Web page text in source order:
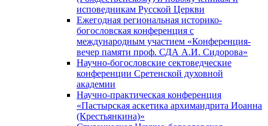
исповедникам Русской Церкви
Ежегодная региональная историко-
богословская конференция с
международным участием «Конференция-
вечер памяти проф. СДА А.И. Сидорова»
Научно-богословские сектоведческие
конференции Сретенской духовной
академии
Научно-практическая конференция
«Пастырская аскетика архимандрита Иоанна
(Крестьянкина)»